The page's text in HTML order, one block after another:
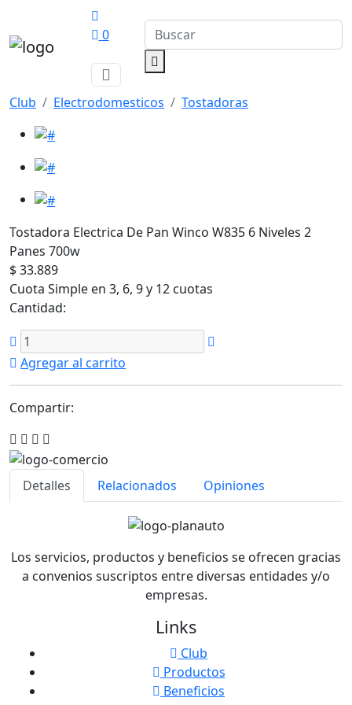
0
Club Electrodomesticos Tostadoras
Tostadora Electrica De Pan Winco W835 6 Niveles 2
Panes 700w
$ 33.889
Cuota Simple en 3, 6, 9 y 12 cuotas
Cantidad:
Agregar al carrito
Compartir:
Detalles Relacionados Opiniones
Los servicios, productos y beneficios se ofrecen gracias
a convenios suscriptos entre diversas entidades y/o
empresas.
Links
Club
Productos
Beneficios